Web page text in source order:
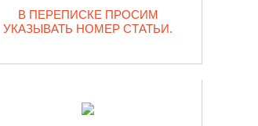
В ПЕРЕПИСКЕ ПРОСИМ
УКАЗЫВАТЬ НОМЕР СТАТЬИ.